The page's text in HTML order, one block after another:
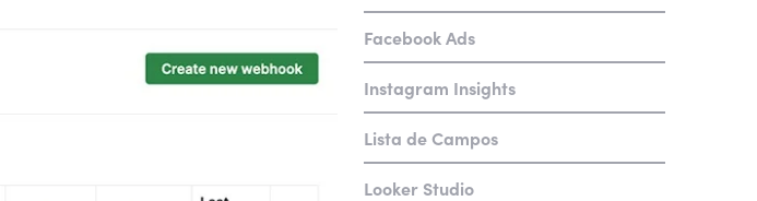
Facebook Ads
Instagram Insights
Lista de Campos
Looker Studio